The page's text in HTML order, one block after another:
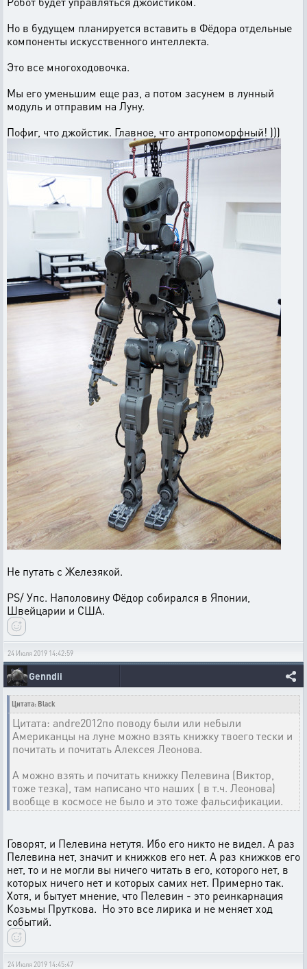
Но в будущем планируется вставить в Фёдора отдельные
компоненты искусственного интеллекта.
Это все многоходовочка.
Мы его уменьшим еще раз, а потом засунем в лунный
модуль и отправим на Луну.
Пофиг, что джойстик. Главное, что антропоморфный! )))
Не путать с Железякой.
PS/ Упс. Наполовину Фёдор собирался в Японии,
Швейцарии и США.
24 Июля 2019 14:42:59
Genndii
Цитата: Black
Цитата: andre2012по поводу были или небыли
Американцы на луне можно взять книжку твоего тески и
почитать и почитать Алексея Леонова.
А можно взять и почитать книжку Пелевина (Виктор,
тоже тезка), там написано что наших ( в т.ч. Леонова)
вообще в космосе не было и это тоже фальсификации.
Говорят, и Пелевина нетутя. Ибо его никто не видел. А раз
Пелевина нет, значит и книжков его нет. А раз книжков его
нет, то и не могли вы ничего читать в его, которого нет, в
которых ничего нет и которых самих нет. Примерно так.
Хотя, и бытует мнение, что Пелевин - это реинкарнация
Козьмы Пруткова. Но это все лирика и не меняет ход
событий.
24 Июля 2019 14:45:47